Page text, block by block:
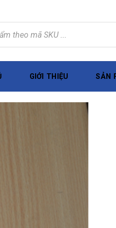
GIỚI THIỆU SẢN